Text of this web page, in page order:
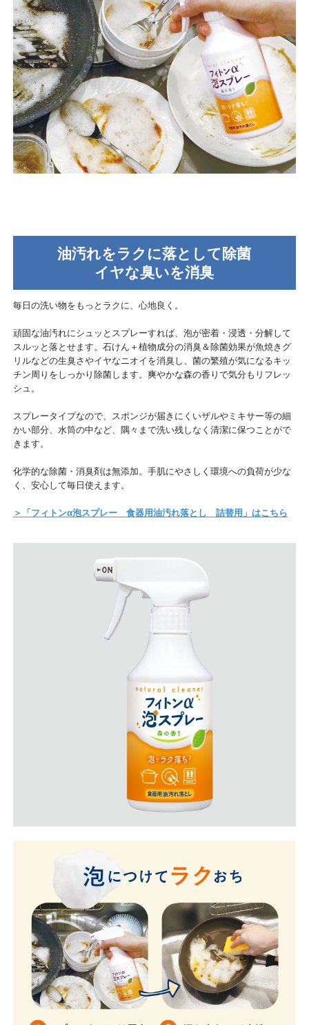
油汚れをラクに落として除菌
イヤな臭いを消臭
毎日の洗い物をもっとラクに、心地良く。
頑固な油汚れにシュッとスプレーすれば、泡が密着・浸透・分解して
スルッと落とせます。石けん＋植物成分の消臭＆除菌効果が魚焼きグ
リルなどの生臭さやイヤなニオイを消臭し、菌の繁殖が気になるキッ
チン周りをしっかり除菌します。爽やかな森の香りで気分もリフレッ
シュ。
スプレータイプなので、スポンジが届きにくいザルやミキサー等の細
かい部分、水筒の中など、隅々まで洗い残しなく清潔に保つことがで
きます。
化学的な除菌・消臭剤は無添加。手肌にやさしく環境への負荷が少な
く、安心して毎日使えます。
＞「フィトンα泡スプレー 食器用油汚れ落とし 詰替用」はこちら